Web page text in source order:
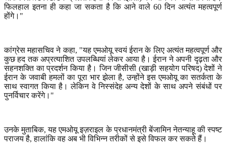
फिलहाल इतना ही कहा जा सकता है कि आने वाले 60 दिन अत्यंत महत्वपूर्ण
होंगे।"
कांग्रेस महासचिव ने कहा, "यह एमओयू स्वयं ईरान के लिए अत्यंत महत्वपूर्ण और
कुछ हद तक अप्रत्याशित उपलब्धियां लेकर आया है। ईरान ने अपनी दृढ़ता और
सहनशक्ति का प्रदर्शन किया है। जिन जीसीसी (खाड़ी सहयोग परिषद) देशों ने
ईरान के जवाबी हमलों का पूरा भार झेला है,उन्होंने इस एमओयू का सतर्कता के
साथ स्वागत किया है। लेकिन वे निस्संदेह अन्य देशों के साथ अपने संबंधों पर
पुनर्विचार करेंगे।"
उनके मुताबिक,यह एमओयू इज़राइल के प्रधानमंत्री बेंजामिन नेतन्याहू की स्पष्ट
पराजय है,हालांकि वह अब भी विभिन्न तरीकों से इसे विफल कर सकते हैं।